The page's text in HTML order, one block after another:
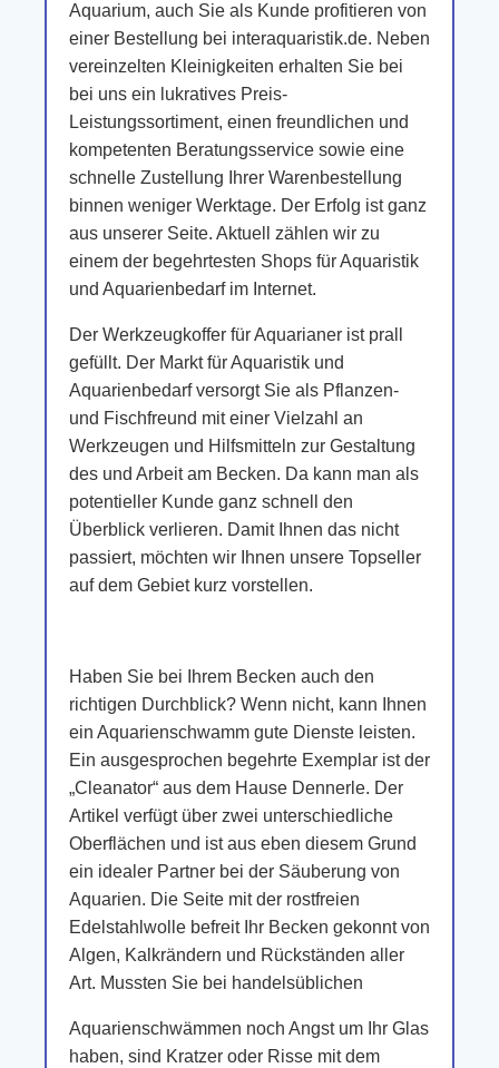
Aquarium, auch Sie als Kunde profitieren von
einer Bestellung bei interaquaristik.de. Neben
vereinzelten Kleinigkeiten erhalten Sie bei
bei uns ein lukratives Preis-
Leistungssortiment, einen freundlichen und
kompetenten Beratungsservice sowie eine
schnelle Zustellung Ihrer Warenbestellung
binnen weniger Werktage. Der Erfolg ist ganz
aus unserer Seite. Aktuell zählen wir zu
einem der begehrtesten Shops für Aquaristik
und Aquarienbedarf im Internet.
Der Werkzeugkoffer für Aquarianer ist prall
gefüllt. Der Markt für Aquaristik und
Aquarienbedarf versorgt Sie als Pflanzen-
und Fischfreund mit einer Vielzahl an
Werkzeugen und Hilfsmitteln zur Gestaltung
des und Arbeit am Becken. Da kann man als
potentieller Kunde ganz schnell den
Überblick verlieren. Damit Ihnen das nicht
passiert, möchten wir Ihnen unsere Topseller
auf dem Gebiet kurz vorstellen.
Haben Sie bei Ihrem Becken auch den
richtigen Durchblick? Wenn nicht, kann Ihnen
ein Aquarienschwamm gute Dienste leisten.
Ein ausgesprochen begehrte Exemplar ist der
„Cleanator“ aus dem Hause Dennerle. Der
Artikel verfügt über zwei unterschiedliche
Oberflächen und ist aus eben diesem Grund
ein idealer Partner bei der Säuberung von
Aquarien. Die Seite mit der rostfreien
Edelstahlwolle befreit Ihr Becken gekonnt von
Algen, Kalkrändern und Rückständen aller
Art. Mussten Sie bei handelsüblichen
Aquarienschwämmen noch Angst um Ihr Glas
haben, sind Kratzer oder Risse mit dem